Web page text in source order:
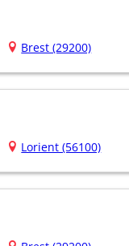
Brest (29200)
Lorient (56100)